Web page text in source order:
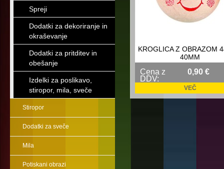
Spreji
Dodatki za dekoriranje in
okraševanje
Dodatki za pritditev in
obešanje
Izdelki za poslikavo,
stiropor, mila, sveče
Stiropor
Dodatki za sveče
Mila
Potiskani obrazi
KROGLICA Z OBRAZOM
40MM
Cena z
DDV:
0,90 €
VEČ